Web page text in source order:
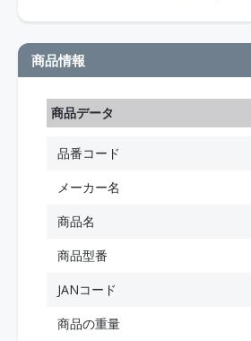
商品情報
商品データ
品番コード
メーカー名
商品名
商品型番
JANコード
商品の重量